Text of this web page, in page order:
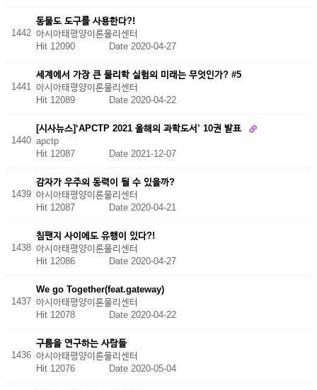
1442
동물도 도구를 사용한다?!
아시아태평양이론물리센터
Hit 12090 Date 2020-04-27
1441
세계에서 가장 큰 물리학 실험의 미래는 무엇인가? #5
아시아태평양이론물리센터
Hit 12089 Date 2020-04-22
1440
[시사뉴스]‘APCTP 2021 올해의 과학도서’ 10권 발표
apctp
Hit 12087
Date 2021-12-07
1439
감자가 우주의 동력이 될 수 있을까?
아시아태평양이론물리센터
Hit 12087 Date 2020-04-21
1438
침팬지 사이에도 유행이 있다?!
아시아태평양이론물리센터
Hit 12086 Date 2020-04-27
1437
We go Together(feat.gateway)
아시아태평양이론물리센터
Hit 12078 Date 2020-04-22
1436
구름을 연구하는 사람들
아시아태평양이론물리센터
Hit 12076 Date 2020-05-04